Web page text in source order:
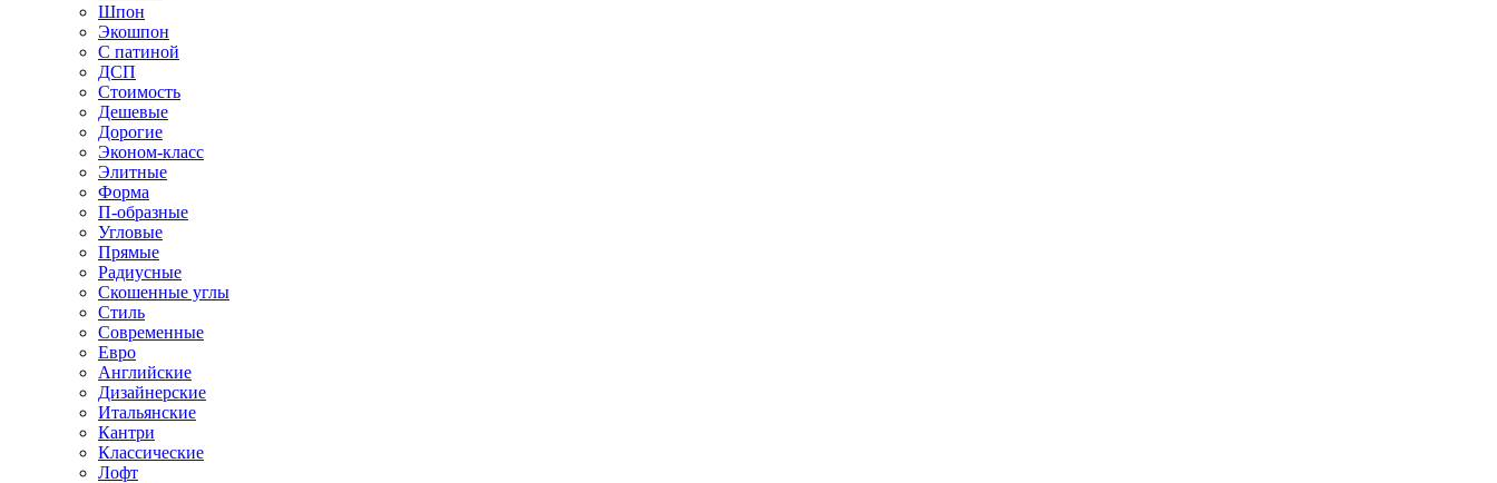
Шпон
Экошпон
С патиной
ДСП
Стоимость
Дешевые
Дорогие
Эконом-класс
Элитные
Форма
П-образные
Угловые
Прямые
Радиусные
Скошенные углы
Стиль
Современные
Евро
Английские
Дизайнерские
Итальянские
Кантри
Классические
Лофт